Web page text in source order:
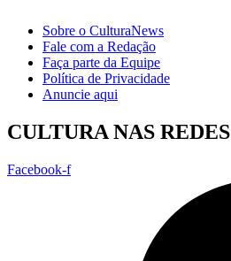
Sobre o CulturaNews
Fale com a Redação
Faça parte da Equipe
Política de Privacidade
Anuncie aqui
CULTURA NAS REDES
Facebook-f